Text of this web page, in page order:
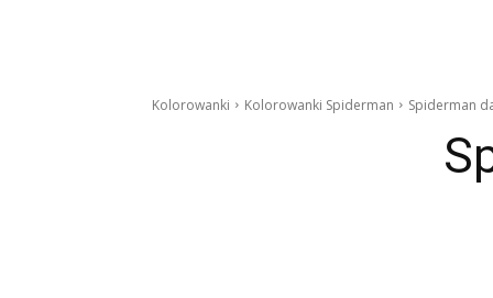
Kolorowanki Kolorowanki Spiderman Spiderman